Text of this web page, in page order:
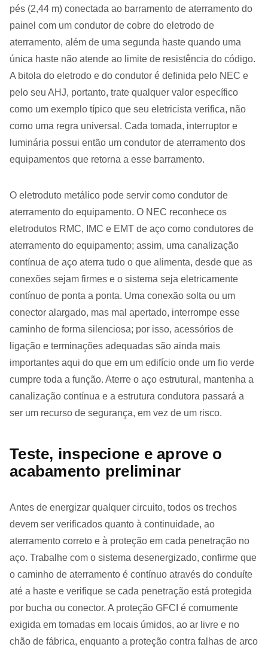
pés (2,44 m) conectada ao barramento de aterramento do
painel com um condutor de cobre do eletrodo de
aterramento, além de uma segunda haste quando uma
única haste não atende ao limite de resistência do código.
A bitola do eletrodo e do condutor é definida pelo NEC e
pelo seu AHJ, portanto, trate qualquer valor específico
como um exemplo típico que seu eletricista verifica, não
como uma regra universal. Cada tomada, interruptor e
luminária possui então um condutor de aterramento dos
equipamentos que retorna a esse barramento.
O eletroduto metálico pode servir como condutor de
aterramento do equipamento. O NEC reconhece os
eletrodutos RMC, IMC e EMT de aço como condutores de
aterramento do equipamento; assim, uma canalização
contínua de aço aterra tudo o que alimenta, desde que as
conexões sejam firmes e o sistema seja eletricamente
contínuo de ponta a ponta. Uma conexão solta ou um
conector alargado, mas mal apertado, interrompe esse
caminho de forma silenciosa; por isso, acessórios de
ligação e terminações adequadas são ainda mais
importantes aqui do que em um edifício onde um fio verde
cumpre toda a função. Aterre o aço estrutural, mantenha a
canalização contínua e a estrutura condutora passará a
ser um recurso de segurança, em vez de um risco.
Teste, inspecione e aprove o
acabamento preliminar
Antes de energizar qualquer circuito, todos os trechos
devem ser verificados quanto à continuidade, ao
aterramento correto e à proteção em cada penetração no
aço. Trabalhe com o sistema desenergizado, confirme que
o caminho de aterramento é contínuo através do conduíte
até a haste e verifique se cada penetração está protegida
por bucha ou conector. A proteção GFCI é comumente
exigida em tomadas em locais úmidos, ao ar livre e no
chão de fábrica, enquanto a proteção contra falhas de arco